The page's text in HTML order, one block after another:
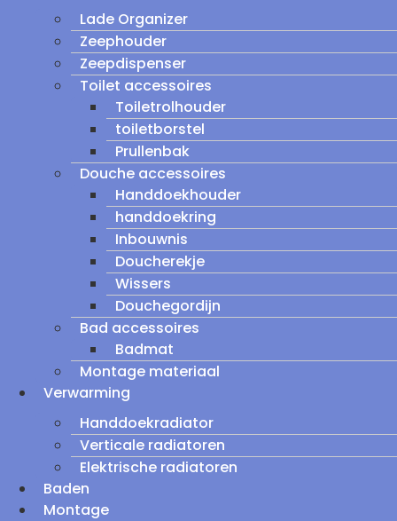
Lade Organizer
Zeephouder
Zeepdispenser
Toilet accessoires
Toiletrolhouder
toiletborstel
Prullenbak
Douche accessoires
Handdoekhouder
handdoekring
Inbouwnis
Doucherekje
Wissers
Douchegordijn
Bad accessoires
Badmat
Montage materiaal
Verwarming
Handdoekradiator
Verticale radiatoren
Elektrische radiatoren
Baden
Montage